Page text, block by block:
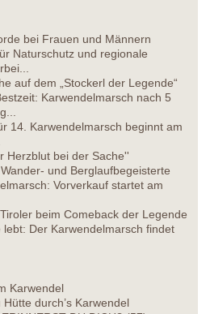
bei Frauen und Männern
Naturschutz und regionale
auf dem „Stockerl der Legende“
Karwendelmarsch nach 5
14. Karwendelmarsch beginnt am
Herzblut bei der Sache''
und Berglaufbegeisterte
Vorverkauf startet am
beim Comeback der Legende
lebt: Der Karwendelmarsch findet
Karwendel
durch’s Karwendel